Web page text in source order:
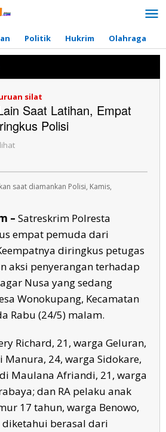
Politik Hukrim Olahraga
Pesilat
Saat
Latihan,
Empat
Pesilat
IKSPI
Polisi
silat
Saat Latihan, Empat
Polisi
saat diamankan Polisi, Kamis,
– Satreskrim Polresta
empat pemuda dari
diringkus petugas
aksi penyerangan terhadap
Nusa yang sedang
Wonokupang, Kecamatan
Rabu (24/5) malam.
Richard, 21, warga Geluran,
24, warga Sidokare,
Maulana Afriandi, 21, warga
dan RA pelaku anak
17 tahun, warga Benowo,
diketahui berasal dari